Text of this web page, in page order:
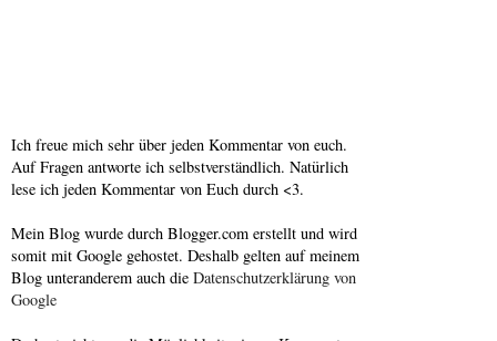
Ich freue mich sehr über jeden Kommentar von euch.
Auf Fragen antworte ich selbstverständlich. Natürlich
lese ich jeden Kommentar von Euch durch <3.
Mein Blog wurde durch Blogger.com erstellt und wird
somit mit Google gehostet. Deshalb gelten auf meinem
Blog unteranderem auch die Datenschutzerklärung von
Google